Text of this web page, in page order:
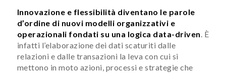
Innovazione e flessibilità diventano le parole
d’ordine di nuovi modelli organizzativi e
operazionali fondati su una logica data-driven. È
infatti l’elaborazione dei dati scaturiti dalle
relazioni e dalle transazioni la leva con cui si
mettono in moto azioni, processi e strategie che